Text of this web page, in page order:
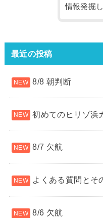
情報発掘
最近の投稿
8/8 朝判断
初めてのヒリゾ浜
8/7 欠航
よくある質問とそ
8/6 欠航